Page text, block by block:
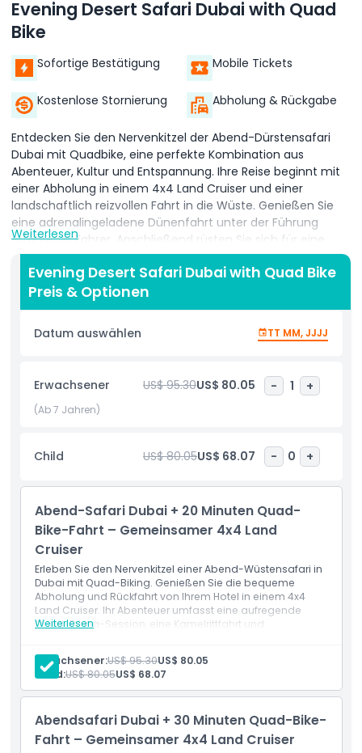
Evening Desert Safari Dubai with Quad
Bike
Sofortige Bestätigung Mobile Tickets
Kostenlose Stornierung Abholung & Rückgabe
Entdecken Sie den Nervenkitzel der Abend-Dürstensafari
Dubai mit Quadbike, eine perfekte Kombination aus
Abenteuer, Kultur und Entspannung. Ihre Reise beginnt mit
einer Abholung in einem 4x4 Land Cruiser und einer
landschaftlich reizvollen Fahrt in die Wüste. Genießen Sie
eine adrenalingeladene Dünenfahrt unter der Führung
erfahrener Fahrer. Anschließend rüsten Sie sich für eine
Quadbike-Fahrt über die weiten goldenen Dünen, ein
Favorit für Nervenkitzel-Suchende. Dann unternehmen Sie
eine kurze Kamelritt, machen einige unvergessliche Fotos
und fahren zu einem traditionellen Beduinen-Wüstenlager.
Hier werden Sie mit arabischem Kaffee, Datteln und
Erfrischungen begrüßt. Während die Sonne untergeht,
und nicht-vegetarischen Optionen. Der Abend geht weiter
mit Live-Unterhaltung, einschließlich Tanoura-Tanz,
Bauchtanz und einer faszinierenden Feuershow.
Henna-Malerei für einen kulturellen Touch. Ideal für
Familien, Paare und Gruppen, bietet diese Wüstensafari
Highlights
Inklusivleistungen
Nicht geeignet für
Dinge, die Sie wissen sollten
Weiterlesen
Evening Desert Safari Dubai with Quad Bike
Preis & Optionen
Datum auswählen TT MM, JJJJ
Erwachsener US$ 95.30US$ 80.05 - 1 +
(Ab 7 Jahren)
Child US$ 80.05US$ 68.07 - 0 +
Abend-Safari Dubai + 20 Minuten Quad-
Bike-Fahrt – Gemeinsamer 4x4 Land
Cruiser
Erleben Sie den Nervenkitzel einer Abend-Wüstensafari in
Dubai mit Quad-Biking. Genießen Sie die bequeme
Abholung und Rückfahrt von Ihrem Hotel in einem 4x4
Land Cruiser. Ihr Abenteuer umfasst eine aufregende
Quad-Biking-Session, eine Kamelrittfahrt und
atemberaubende Wüstenfotos bei malerischen Stopps
und genießen Sie ein köstliches Grillabendessen. Mit
einer Vielzahl von Aktivitäten und Unterhaltung verspricht
diese Wüstensafari ein unvergessliches Arabisches
Weiterlesen
Leistungen
Abholung und Rückfahrt im 4x4 Land Cruiser vom
Erwachsener:US$ 95.30US$ 80.05
Child:US$ 80.05US$ 68.07
Abendsafari Dubai + 30 Minuten Quad-Bike-
Fahrt – Gemeinsamer 4x4 Land Cruiser